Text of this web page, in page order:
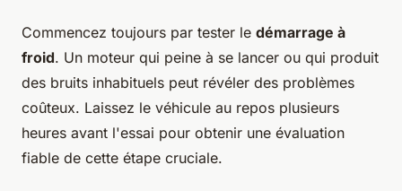
Commencez toujours par tester le démarrage à
froid. Un moteur qui peine à se lancer ou qui produit
des bruits inhabituels peut révéler des problèmes
coûteux. Laissez le véhicule au repos plusieurs
heures avant l'essai pour obtenir une évaluation
fiable de cette étape cruciale.